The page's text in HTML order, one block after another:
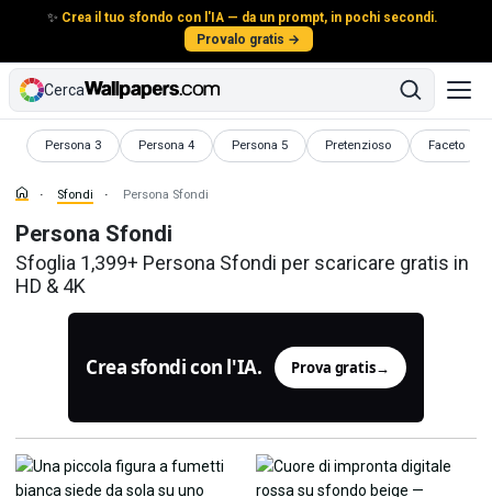
✨ Crea il tuo sfondo con l'IA — da un prompt, in pochi secondi.
Provalo gratis →
Cerca
Persona 3
Sfondi Persona 4
Sfondi Persona 5
Sfondi Pretenzioso
Sfondi Faceto
Sfondi
Sfondi Persona Sfondi
Persona Sfondi
Sfoglia 1,399+ Persona Sfondi per scaricare gratis in
HD & 4K
Crea sfondi con l'IA. Prova gratis→